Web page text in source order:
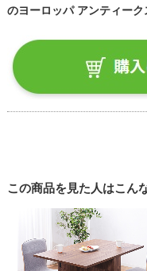
のヨーロッパ アンティーク
この商品を見た人はこん